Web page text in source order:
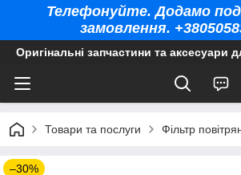
Телефонуйте. Додамо
замовлення.
Оригінальні запчастини та аксесуари
Товари та послуги Фільтр
–30%